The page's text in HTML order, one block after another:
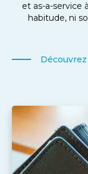
et as-a-service
habitude, ni